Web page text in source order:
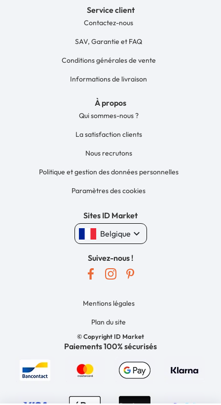
Service client
Contactez-nous
SAV, Garantie et FAQ
Conditions générales de vente
Informations de livraison
À propos
Qui sommes-nous ?
La satisfaction clients
Nous recrutons
Politique et gestion des données personnelles
Paramètres des cookies
Sites ID Market
Belgique keyboard_arrow_down
Suivez-nous !
© Copyright ID Market
Mentions légales
Plan du site
Paiements 100% sécurisés